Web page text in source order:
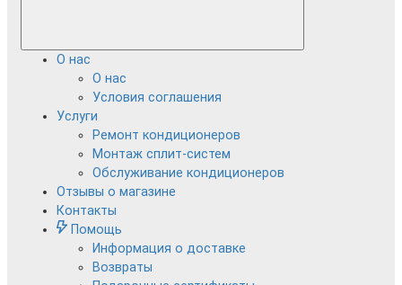
О нас
О нас
Условия соглашения
Услуги
Ремонт кондиционеров
Монтаж сплит-систем
Обслуживание кондиционеров
Отзывы о магазине
Контакты
Помощь
Информация о доставке
Возвраты